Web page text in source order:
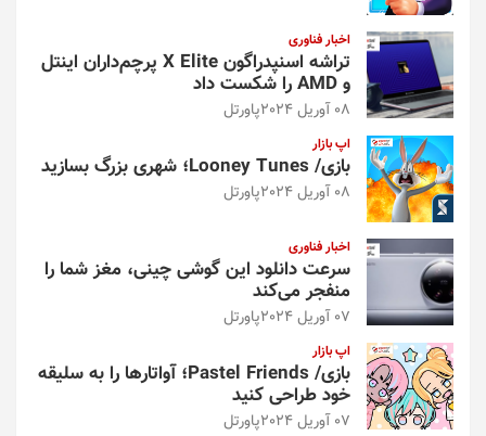
اخبار فناوری
تراشه اسنپدراگون X Elite پرچم‌داران اینتل
و AMD را شکست داد
08 آوریل 2024 پاورتل
اپ بازار
بازی/ Looney Tunes؛ شهری بزرگ بسازید
08 آوریل 2024 پاورتل
اخبار فناوری
سرعت دانلود این گوشی چینی، مغز شما را
منفجر می‌کند
07 آوریل 2024 پاورتل
اپ بازار
بازی/ Pastel Friends؛ آواتارها را به سلیقه
خود طراحی کنید
07 آوریل 2024 پاورتل